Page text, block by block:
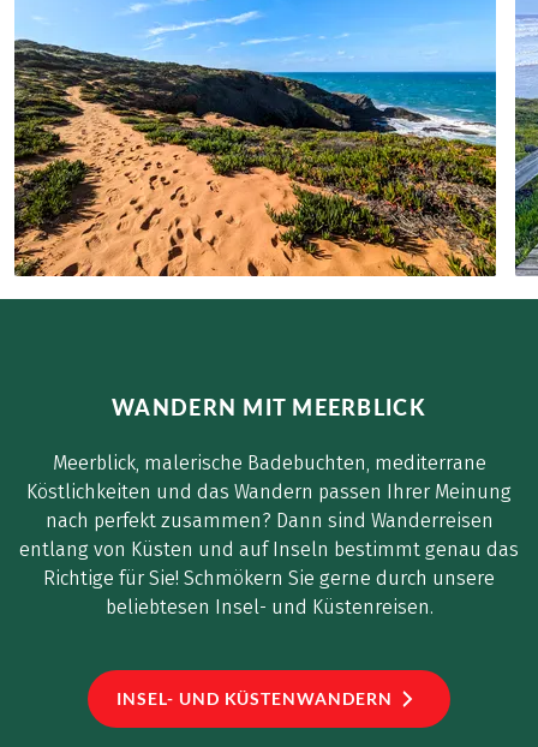
WANDERN MIT MEERBLICK
Meerblick, malerische Badebuchten, mediterrane
Köstlichkeiten und das Wandern passen Ihrer Meinung
nach perfekt zusammen? Dann sind Wanderreisen
entlang von Küsten und auf Inseln bestimmt genau das
Richtige für Sie! Schmökern Sie gerne durch unsere
beliebtesen Insel- und Küstenreisen.
INSEL- UND KÜSTENWANDERN